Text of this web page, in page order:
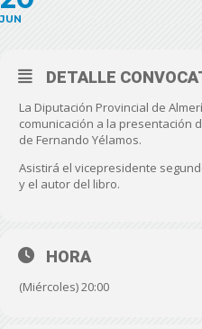
JUN
DETALLE
La Diputación Provincial de
comunicación a la presentación
de Fernando Yélamos.
Asistirá el vicepresidente
y el autor del libro.
HORA
(Miércoles) 20:00